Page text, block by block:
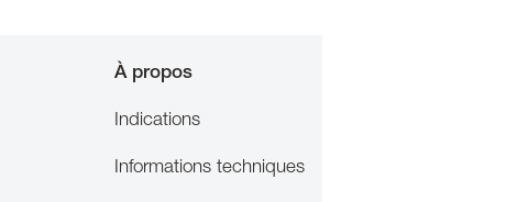
À propos
Indications
Informations techniques